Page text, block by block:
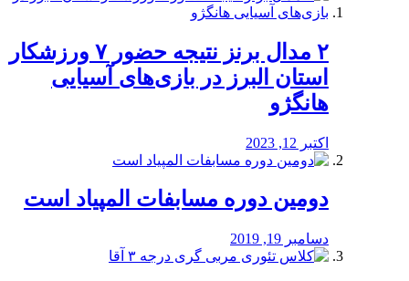
۲ مدال برنز نتیجه حضور ۷ ورزشکار
استان البرز در بازی‌های آسیایی
هانگژو
اکتبر 12, 2023
دومین دوره مسابفات المپیاد است
دسامبر 19, 2019